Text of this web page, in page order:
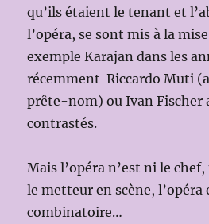
qu’ils étaient le tenant et
l’opéra, se sont mis à la
exemple Karajan dans les
récemment Riccardo Muti
prête-nom) ou Ivan Fischer
contrastés.
Mais l’opéra n’est ni le
le metteur en scène, l’opéra
combinatoire…